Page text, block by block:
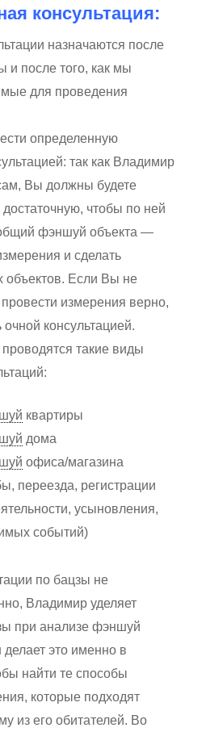
консультация:
назначаются после
и после того, как мы
для проведения
определенную
так как Владимир
Вы должны будете
чтобы по ней
фэншуй объекта —
и сделать
Если Вы не
измерения верно,
консультацией.
такие виды
квартиры
дома
офиса/магазина
переезда, регистрации
усыновления,
событий)
по бацзы не
Владимир уделяет
при анализе фэншуй
это именно в
найти те способы
которые подходят
из его обитателей. Во